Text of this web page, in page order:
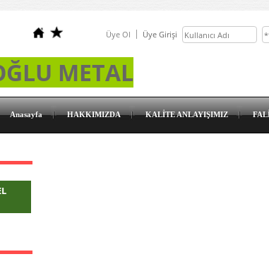
Üye Ol Üye Girişi
METAL
Anasayfa HAKKIMIZDA KALİTE ANLAYIŞIMIZ